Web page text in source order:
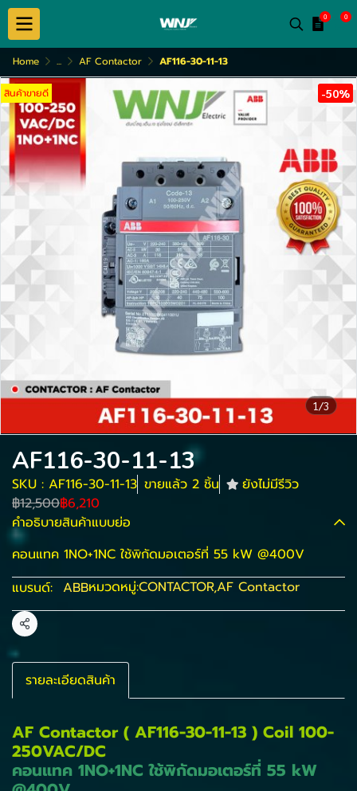
0 0
Home ... AF Contactor AF116-30-11-13
1/3
สินค้าขายดี -50%
AF116-30-11-13
SKU : AF116-30-11-13 ขายแล้ว 2 ชิ้น
ยังไม่มีรีวิว
฿12,500฿6,210
คำอธิบายสินค้าแบบย่อ
คอนแทค 1NO+1NC ใช้พิกัดมอเตอร์ที่ 55 kW @400V
แบรนด์: ABBหมวดหมู่:CONTACTOR,AF Contactor
แชร์
รายละเอียดสินค้า
AF Contactor ( AF116-30-11-13 ) Coil 100-
250VAC/DC
คอนแทค 1NO+1NC ใช้พิกัดมอเตอร์ที่ 55 kW